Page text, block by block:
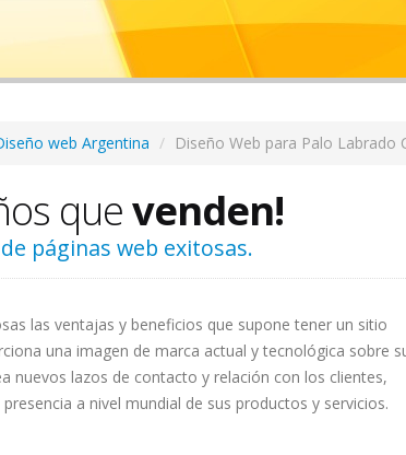
web Argentina Diseño Web para Palo Labrado
quevenden!
páginas web exitosas.
las ventajas y beneficios que supone tener un sitio
una imagen de marca actual y tecnológica sobre
nuevos lazos de contacto y relación con los clientes,
a nivel mundial de sus productos y servicios.